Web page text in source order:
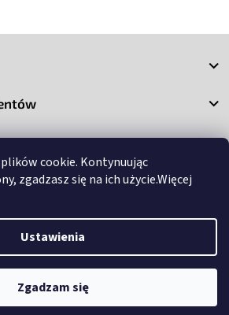
cookie. Kontynuując
zgadzasz się na ich użycie.Więcej
Ustawienia
Zgadzam się
Opracował Shoptet
plików cookie